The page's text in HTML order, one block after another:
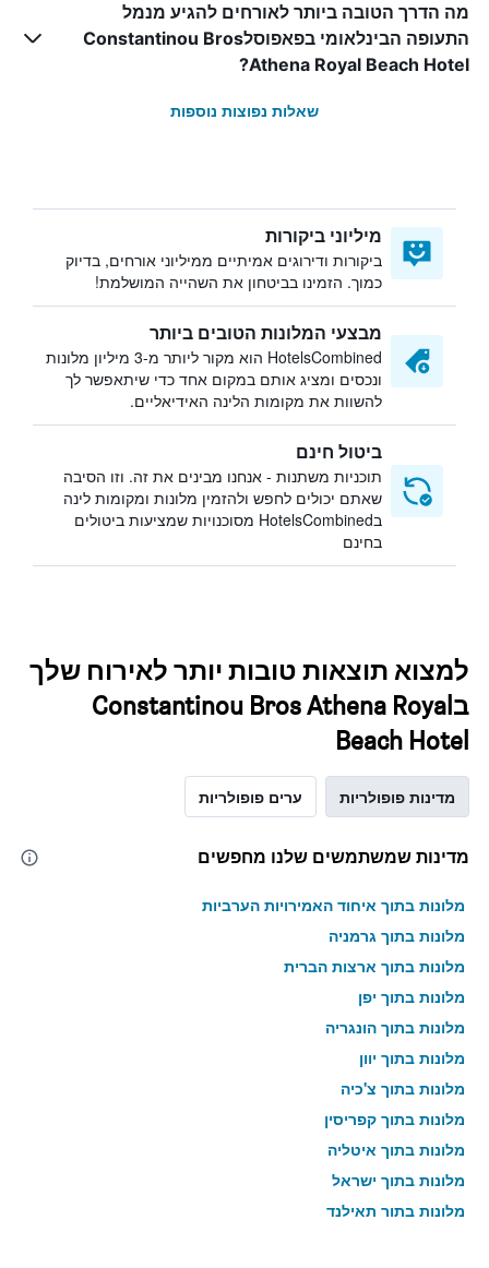
מה הדרך הטובה ביותר לאורחים להגיע מנמל
התעופה הבינלאומי בפאפוסלConstantinou Bros
Athena Royal Beach Hotel?
שאלות נפוצות נוספות
מיליוני ביקורות
ביקורות ודירוגים אמיתיים ממיליוני אורחים, בדיוק
כמוך. הזמינו בביטחון את השהייה המושלמת!
מבצעי המלונות הטובים ביותר
HotelsCombined הוא מקור ליותר מ-3 מיליון מלונות
ונכסים ומציג אותם במקום אחד כדי שיתאפשר לך
להשוות את מקומות הלינה האידיאליים.
ביטול חינם
תוכניות משתנות - אנחנו מבינים את זה. וזו הסיבה
שאתם יכולים לחפש ולהזמין מלונות ומקומות לינה
בHotelsCombined מסוכנויות שמציעות ביטולים
בחינם
למצוא תוצאות טובות יותר לאירוח שלך
בConstantinou Bros Athena Royal
Beach Hotel
מדינות פופולריות ערים פופולריות
מדינות שמשתמשים שלנו מחפשים
מלונות בתוך איחוד האמירויות הערביות
מלונות בתוך גרמניה
מלונות בתוך ארצות הברית
מלונות בתוך יפן
מלונות בתוך הונגריה
מלונות בתוך יוון
מלונות בתוך צ'כיה
מלונות בתוך קפריסין
מלונות בתוך איטליה
מלונות בתוך ישראל
מלונות בתוך תאילנד